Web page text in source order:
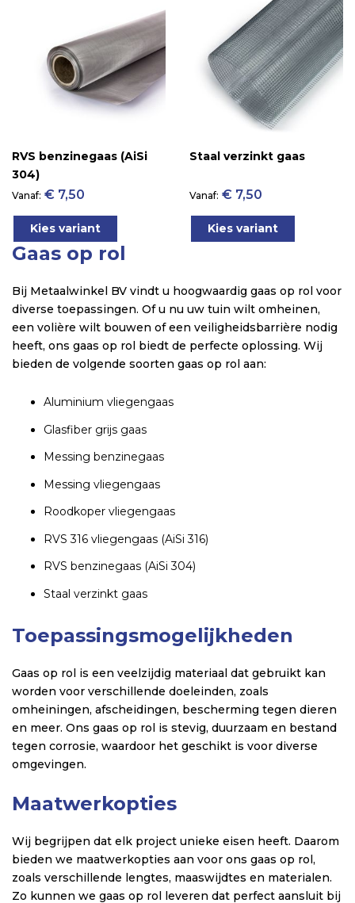
RVS benzinegaas (AiSi
304)
Vanaf € 7,50
Kies variant
Staal verzinkt gaas
Vanaf € 7,50
Kies variant
Gaas op rol
Bij Metaalwinkel BV vindt u hoogwaardig gaas op rol voor
diverse toepassingen. Of u nu uw tuin wilt omheinen,
een volière wilt bouwen of een veiligheidsbarrière nodig
heeft, ons gaas op rol biedt de perfecte oplossing. Wij
bieden de volgende soorten gaas op rol aan:
Aluminium vliegengaas
Glasfiber grijs gaas
Messing benzinegaas
Messing vliegengaas
Roodkoper vliegengaas
RVS 316 vliegengaas (AiSi 316)
RVS benzinegaas (AiSi 304)
Staal verzinkt gaas
Toepassingsmogelijkheden
Gaas op rol is een veelzijdig materiaal dat gebruikt kan
worden voor verschillende doeleinden, zoals
omheiningen, afscheidingen, bescherming tegen dieren
en meer. Ons gaas op rol is stevig, duurzaam en bestand
tegen corrosie, waardoor het geschikt is voor diverse
omgevingen.
Maatwerkopties
Wij begrijpen dat elk project unieke eisen heeft. Daarom
bieden we maatwerkopties aan voor ons gaas op rol,
zoals verschillende lengtes, maaswijdtes en materialen.
Zo kunnen we gaas op rol leveren dat perfect aansluit bij